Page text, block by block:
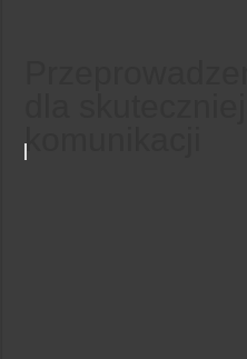
komunikacji